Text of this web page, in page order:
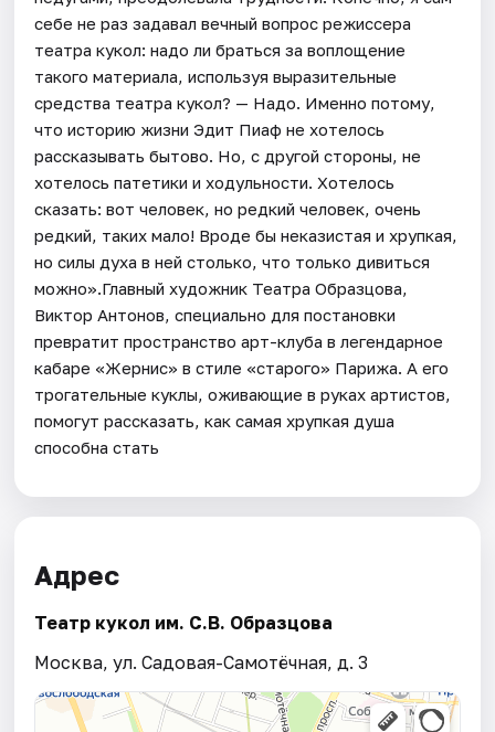
себе не раз задавал вечный вопрос режиссера
театра кукол: надо ли браться за воплощение
такого материала, используя выразительные
средства театра кукол? — Надо. Именно потому,
что историю жизни Эдит Пиаф не хотелось
рассказывать бытово. Но, с другой стороны, не
хотелось патетики и ходульности. Хотелось
сказать: вот человек, но редкий человек, очень
редкий, таких мало! Вроде бы неказистая и хрупкая,
но силы духа в ней столько, что только дивиться
можно».Главный художник Театра Образцова,
Виктор Антонов, специально для постановки
превратит пространство арт-клуба в легендарное
кабаре «Жернис» в стиле «старого» Парижа. А его
трогательные куклы, оживающие в руках артистов,
помогут рассказать, как самая хрупкая душа
способна стать
Адрес
Театр кукол им. С.В. Образцова
Москва, ул. Садовая-Самотёчная, д. 3